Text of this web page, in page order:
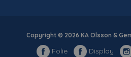
Copyright © 2026 KA Olsson &
Folie Display